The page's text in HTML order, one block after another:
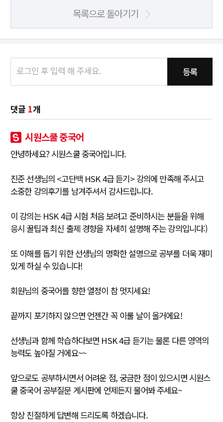
목록으로 돌아기기
등록
댓글 1개
시원스쿨 중국어
안녕하세요? 시원스쿨 중국어입니다.
진준 선생님의 <고단백 HSK 4급 듣기> 강의에 만족해 주시고
소중한 강의후기를 남겨주셔서 감사드립니다.
이 강의는 HSK 4급 시험 처음 보려고 준비하시는 분들을 위해
응시 꿀팁과 최신 출제 경향을 자세히 설명해 주는 강의입니다:)
또 이해를 돕기 위한 선생님의 명확한 설명으로 공부를 더욱 재미
있게 하실 수 있습니다!
회원님의 중국어를 향한 열정이 참 멋지세요!
끝까지 포기하지 않으면 언젠간 꼭 이룰 날이 올거에요!
선생님과 함께 학습하다보면 HSK 4급 듣기는 물론 다른 영역의
능력도 높아질 거에요~~
앞으로도 공부하시면서 어려운 점, 궁금한 점이 있으시면 시원스
쿨 중국어 공부질문 게시판에 언제든지 물어봐 주세요~
항상 친절하게 답변해 드리도록 하겠습니다.